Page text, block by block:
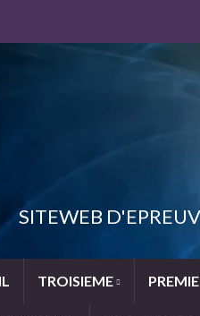
SITEWEB
TROISIEME